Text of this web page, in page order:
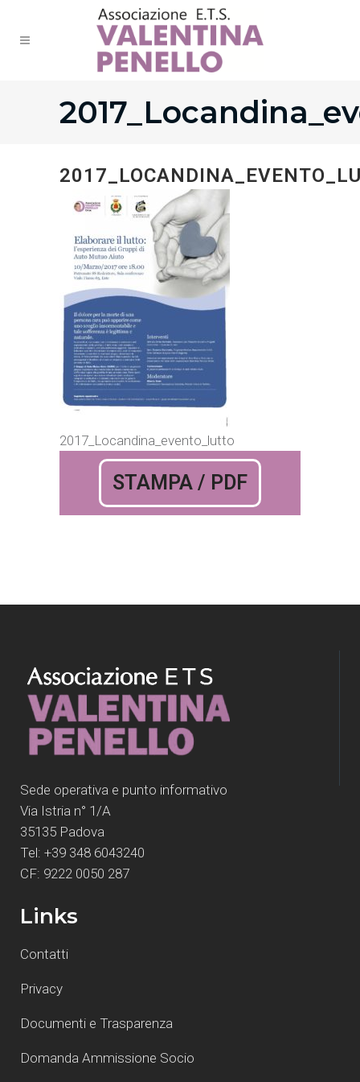
2017_Locandina_evento_lutto
STAMPA / PDF
Sede operativa e punto informativo
Via Istria n° 1/A
35135 Padova
Tel: +39 348 6043240
CF: 9222 0050 287
Links
Contatti
Privacy
Documenti e Trasparenza
Domanda Ammissione Socio